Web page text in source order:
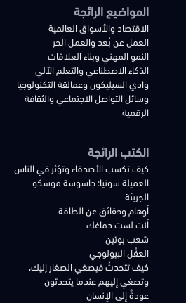
المواضيع الرائجة
الاقتصاد والأسواق العالمية
العمل عن بُعد والعمل الحر
النمو المهني وبناء العلاقات
الذكاء الاصطناعي والتعلم الآلي
وادي السيليكون وعمالقة التكنولوجيا
وسائل التواصل الاجتماعي والثقافة
الرقمية
الكتب الرائجة
كيف تكسب الأصدقاء وتؤثر في الناس
العميلة سونيا: جاسوسة موسكو
الجريئة
أوهام وحقائق عن الطاقة
أنت لست دماغك
شعب بوتين
العَقْل البيولوجي
كيف تتحدثُ فيصغي الصغار إليك،
وتصغي إليهم عندما يتحدثون
عودةٌ إلى الإنسان